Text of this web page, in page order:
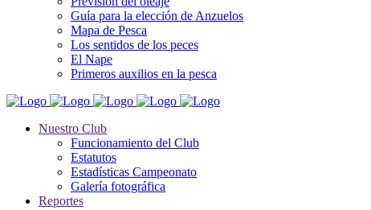
Guía para la elección de Anzuelos
Mapa de Pesca
Los sentidos de los peces
El Nape
Primeros auxilios en la pesca
Nuestro Club
Funcionamiento del Club
Estatutos
Estadísticas Campeonato
Galería fotográfica
Reportes